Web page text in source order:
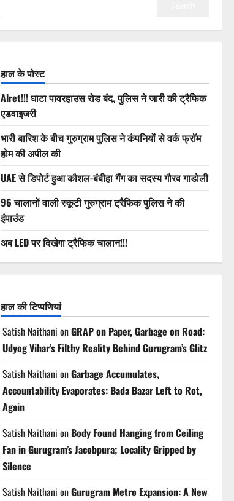
हाल के पोस्ट
Alret!!! घाटा पावरहाउस रोड बंद, पुलिस ने जारी की ट्रैफिक
एडवाइजरी
भारी बारिश के बीच गुरुग्राम पुलिस ने कंपनियों से वर्क फ्रॉम
होम की अपील की
UAE से डिपोर्ट हुआ कौशल-बंबीहा गैंग का सदस्य गौरव गाडोली
96 चालानों वाली स्कूटी गुरुग्राम ट्रैफिक पुलिस ने की
इंपाउंड
अब LED पर दिखेगा ट्रैफिक चालान!!!
हाल की टिप्पणियां
Satish Naithani onGRAP on Paper, Garbage on Road:
Udyog Vihar’s Filthy Reality Behind Gurugram’s Glitz
Satish Naithani onGarbage Accumulates,
Accountability Evaporates: Bada Bazar Left to Rot,
Again
Satish Naithani on Body Found Hanging from Ceiling
Fan in Gurugram’s Jacobpura; Locality Gripped by
Silence
Satish Naithani onGurugram Metro Expansion: A New